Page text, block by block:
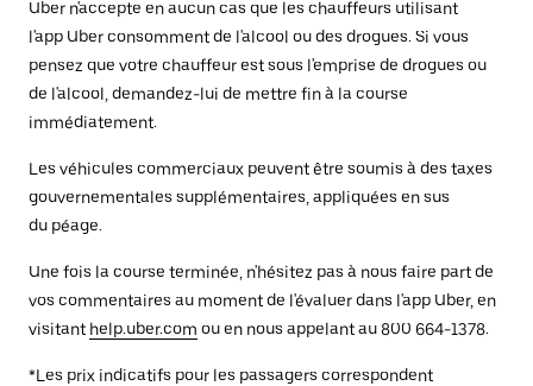
Uber n'accepte en aucun cas que les chauffeurs utilisant
l'app Uber consomment de l'alcool ou des drogues. Si vous
pensez que votre chauffeur est sous l'emprise de drogues ou
de l'alcool, demandez-lui de mettre fin à la course
immédiatement.
Les véhicules commerciaux peuvent être soumis à des taxes
gouvernementales supplémentaires, appliquées en sus
du péage.
Une fois la course terminée, n'hésitez pas à nous faire part de
vos commentaires au moment de l'évaluer dans l'app Uber, en
visitant help.uber.com ou en nous appelant au 800 664-1378.
*Les prix indicatifs pour les passagers correspondent